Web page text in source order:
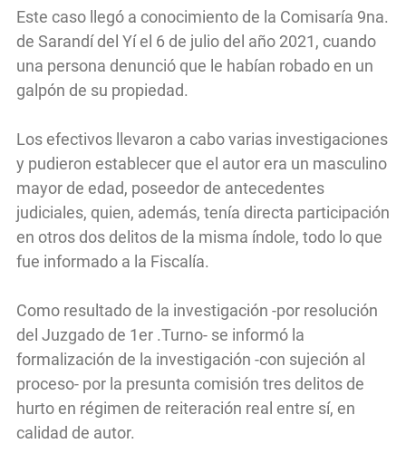
Este caso llegó a conocimiento de la Comisaría 9na.
de Sarandí del Yí el 6 de julio del año 2021, cuando
una persona denunció que le habían robado en un
galpón de su propiedad.
Los efectivos llevaron a cabo varias investigaciones
y pudieron establecer que el autor era un masculino
mayor de edad, poseedor de antecedentes
judiciales, quien, además, tenía directa participación
en otros dos delitos de la misma índole, todo lo que
fue informado a la Fiscalía.
Como resultado de la investigación -por resolución
del Juzgado de 1er .Turno- se informó la
formalización de la investigación -con sujeción al
proceso- por la presunta comisión tres delitos de
hurto en régimen de reiteración real entre sí, en
calidad de autor.